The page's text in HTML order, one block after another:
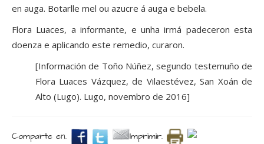
en auga. Botarlle mel ou azucre á auga e bebela.
Flora Luaces, a informante, e unha irmá padeceron esta
doenza e aplicando este remedio, curaron.
[Información de Toño Núñez, segundo testemuño de
Flora Luaces Vázquez, de Vilaestévez, San Xoán de
Alto (Lugo). Lugo, novembro de 2016]
Comparte en. Imprimir.